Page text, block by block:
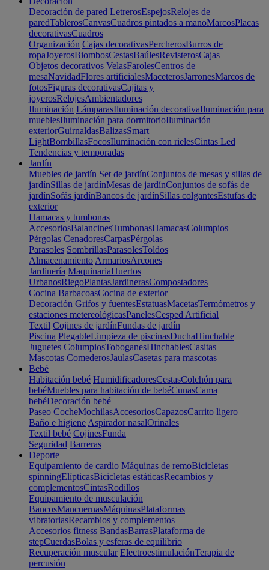
Decoración de pared LetrerosEspejosRelojes de
paredTablerosCanvasCuadros pintados a manoMarcosPlacas
decorativasCuadros
Organización Cajas decorativasPercherosBurros de
ropaJoyerosBiombosCestasBaúlesRevisterosCajas
Objetos decorativos VelasFarolesCentros de
mesaNavidadFlores artificialesMaceterosJarronesMarcos de
fotosFiguras decorativasCajitas y
joyerosRelojesAmbientadores
Iluminación LámparasIluminación decorativaIluminación para
mueblesIluminación para dormitorioIluminación
exteriorGuirnaldasBalizasSmart
LightBombillasFocosIluminación con rielesCintas Led
Tendencias y temporadas
Jardín
Muebles de jardín Set de jardínConjuntos de mesas y sillas de
jardínSillas de jardínMesas de jardínConjuntos de sofás de
jardínSofás jardínBancos de jardínSillas colgantesEstufas de
exterior
Hamacas y tumbonas
AccesoriosBalancinesTumbonasHamacasColumpios
Pérgolas CenadoresCarpasPérgolas
Parasoles SombrillasParasolesToldos
Almacenamiento ArmariosArcones
Jardinería MaquinariaHuertos
UrbanosRiegoPlantasJardinerasCompostadores
Cocina BarbacoasCocina de exterior
Decoración Grifos y fuentesEstatuasMacetasTermómetros y
estaciones metereológicasPanelesCesped Artificial
Textil Cojines de jardínFundas de jardín
Piscina PlegableLimpieza de piscinasDuchaHinchable
Juguetes ColumpiosToboganesHinchablesCasitas
Mascotas ComederosJaulasCasetas para mascotas
Bebé
Habitación bebé HumidificadoresCestasColchón para
bebéMuebles para habitación de bebéCunasCama
bebéDecoración bebé
Paseo CocheMochilasAccesoriosCapazosCarrito ligero
Baño e higiene Aspirador nasalOrinales
Textil bebé CojinesFunda
Seguridad Barreras
Deporte
Equipamiento de cardio Máquinas de remoBicicletas
spinningElípticasBicicletas estáticasRecambios y
complementosCintasRodillos
Equipamiento de musculación
BancosMancuernasMáquinasPlataformas
vibratoriasRecambios y complementos
Accesorios fitness BandasBarrasPlataforma de
stepCuerdasBolas y esferas de equilibrio
Recuperación muscular ElectroestimulaciónTerapia de
percusión